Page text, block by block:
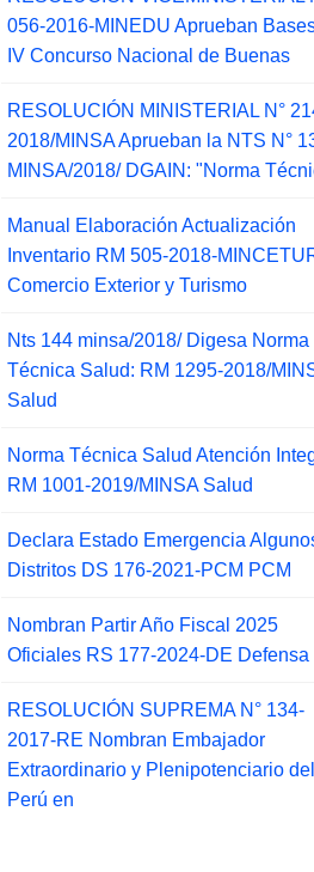
056-2016-MINEDU Aprueban
IV Concurso Nacional de Buenas
RESOLUCIÓN MINISTERIAL N°
2018/MINSA Aprueban la NTS N°
MINSA/2018/ DGAIN: "Norma
Manual Elaboración Actualización
Inventario RM 505-2018-
Comercio Exterior y Turismo
Nts 144 minsa/2018/ Digesa Norma
Técnica Salud: RM 1295-2018/
Salud
Norma Técnica Salud Atención
RM 1001-2019/MINSA Salud
Declara Estado Emergencia
Distritos DS 176-2021-PCM PCM
Nombran Partir Año Fiscal 2025
Oficiales RS 177-2024-DE Defensa
RESOLUCIÓN SUPREMA N° 134-
2017-RE Nombran Embajador
Extraordinario y Plenipotenciario del
Perú en